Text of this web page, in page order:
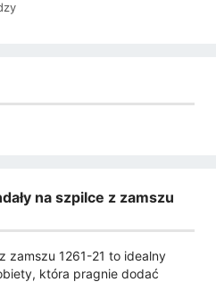
na szpilce z zamszu
zamszu 1261-21 to idealny
która pragnie dodać